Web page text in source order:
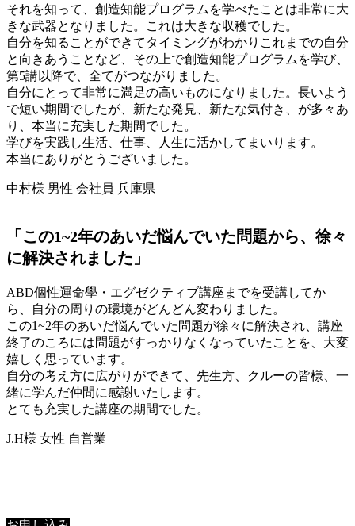
それを知って、創造知能プログラムを学べたことは非常に大
きな武器となりました。これは大きな収穫でした。
自分を知ることができてタイミングがわかりこれまでの自分
と向きあうことなど、その上で創造知能プログラムを学び、
第5講以降で、全てがつながりました。
自分にとって非常に満足の高いものになりました。長いよう
で短い期間でしたが、新たな発見、新たな気付き、が多々あ
り、本当に充実した期間でした。
学びを実践し生活、仕事、人生に活かしてまいります。
本当にありがとうございました。
中村様 男性 会社員 兵庫県
「この1~2年のあいだ悩んでいた問題から、徐々
に解決されました」
ABD個性運命學・エグゼクティブ講座までを受講してか
ら、自分の周りの環境がどんどん変わりました。
この1~2年のあいだ悩んでいた問題が徐々に解決され、講座
終了のころには問題がすっかりなくなっていたことを、大変
嬉しく思っています。
自分の考え方に広がりができて、先生方、クルーの皆様、一
緒に学んだ仲間に感謝いたします。
とても充実した講座の期間でした。
J.H様 女性 自営業